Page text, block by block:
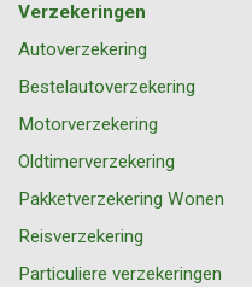
Verzekeringen
Autoverzekering
Bestelautoverzekering
Motorverzekering
Oldtimerverzekering
Pakketverzekering Wonen
Reisverzekering
Particuliere verzekeringen